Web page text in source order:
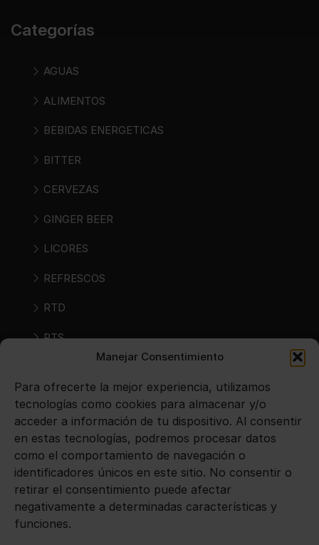
Manejar Consentimiento
Para ofrecerte la mejor experiencia, utilizamos
tecnologías como cookies para almacenar y/o
acceder a información de tu dispositivo. Al consentir
en estas tecnologías, podremos procesar datos
como el comportamiento de navegación o
identificadores únicos en este sitio. No consentir o
retirar el consentimiento puede afectar
negativamente a determinadas características y
funciones.
Categorías
AGUAS
ALIMENTOS
BEBIDAS ENERGETICAS
BITTER
CERVEZAS
GINGER BEER
LICORES
REFRESCOS
RTD
RTS
VINOS
Avisos legales
Aviso legal
Política de privacidad